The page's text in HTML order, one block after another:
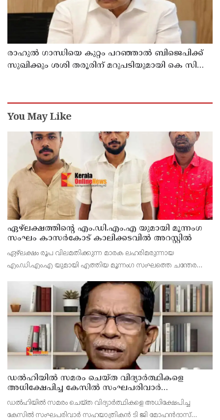
രാഹുല്‍ ഗാന്ധിയെ കുറ്റം പറഞ്ഞാല്‍ ബിജെപിക്ക്
സുഖിക്കും ശശി തരൂരിന് മറുപടിയുമായി കെ സി
You May Like
ഏഴ്ലക്ഷത്തിൻ്റെ എം.ഡി.എം.എ യുമായി മൂന്നംഗ
സംഘം കാസർകോട് കാലിക്കടവിൽ അറസ്റ്റിൽ
ഏഴ്ലക്ഷം രൂപ വിലമതിക്കുന്ന മാരക ലഹരിമരുന്നായ
എം.ഡി.എം.എ യുമായി എത്തിയ മൂന്നംഗ സംഘത്തെ ചന്തേര
സ്വദേശികളായ പി.എ അബ്ദുൾ സലാം , കെ.എച്ച് മുഹമ്മദ്
ഹുസൈൻ പി.എ അ
ഡൽഹിയിൽ സമരം ചെയ്ത വിദ്യാർത്ഥികളെ
അധിക്ഷേപിച്ച കേസില്‍ സംഘപരിവാർ
സഹയാത്രികൻ ടി ജി മോഹന്‍ദാസ് കസ്റ്റഡിയിൽ
ഡല്‍ഹിയില്‍ സമരം ചെയ്ത വിദ്യാര്‍ത്ഥികളെ അധിക്ഷേപിച്ച
കേസില്‍ സംഘപരിവാര്‍ സഹയാത്രികന്‍ ടി ജി മോഹന്‍ദാസ്